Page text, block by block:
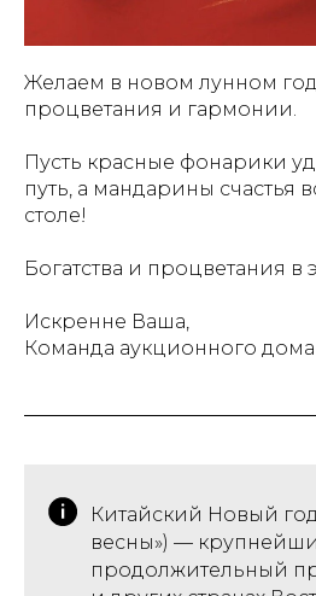
Желаем в новом лунном
процветания и гармонии.
Пусть красные фонарики
путь, а мандарины счастья
столе!
Богатства и процветания в
Искренне Ваша,
Команда аукционного
Китайский Новый
весны») —
продолжительный